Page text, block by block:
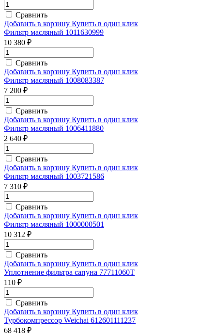
Сравнить
Добавить в корзину Купить в один клик
Фильтр масляный 1011630999
10 380 ₽
Сравнить
Добавить в корзину Купить в один клик
Фильтр масляный 1008083387
7 200 ₽
Сравнить
Добавить в корзину Купить в один клик
Фильтр масляный 1006411880
2 640 ₽
Сравнить
Добавить в корзину Купить в один клик
Фильтр масляный 1003721586
7 310 ₽
Сравнить
Добавить в корзину Купить в один клик
Фильтр масляный 1000000501
10 312 ₽
Сравнить
Добавить в корзину Купить в один клик
Уплотнение фильтра сапуна 77711060T
110 ₽
Сравнить
Добавить в корзину Купить в один клик
Турбокомпрессор Weichai 612601111237
68 418 ₽